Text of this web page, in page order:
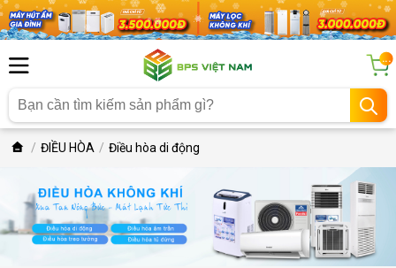
...
ĐIỀU HÒA Điều hòa di động